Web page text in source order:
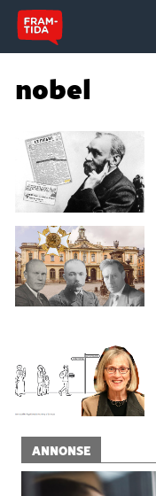
nobel
ANNONSE